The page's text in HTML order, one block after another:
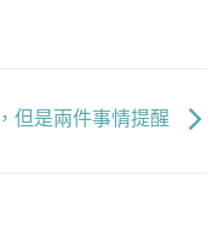
但是兩件事情提醒